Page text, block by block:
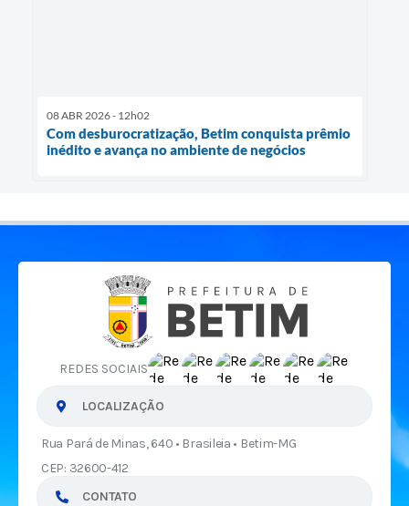
08 ABR 2026 - 12h02
Com desburocratização, Betim conquista prêmio
inédito e avança no ambiente de negócios
REDES SOCIAIS
LOCALIZAÇÃO
Rua Pará de Minas, 640 • Brasileia • Betim-MG
CEP: 32600-412
CONTATO